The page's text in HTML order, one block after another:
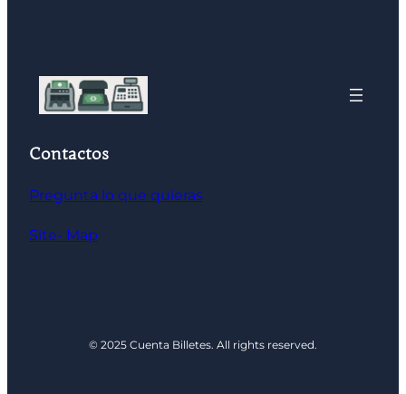
Contactos
Pregunta lo que quieras
Site- Map
© 2025 Cuenta Billetes. All rights reserved.